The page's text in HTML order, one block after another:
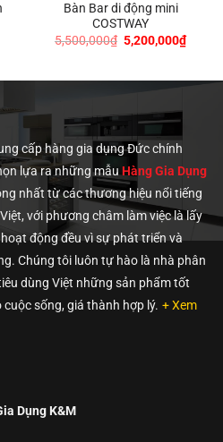
Bàn Bar di động mini
COSTWAY
5,500,000₫ Giá
gốc
5,200,000₫Giá
hiện
cấp hàng gia dụng Đức chính
lựa ra những mẫuHàng Gia Dụng
nhất từ các thương hiệu nổi tiếng
với phương châm làm việc là lấy
động đều vì sự phát triển và
Chúng tôi luôn tự hào là nhà phân
dùng Việt những sản phẩm tốt
sống, giá thành hợp lý. + Xem
Dụng K&M